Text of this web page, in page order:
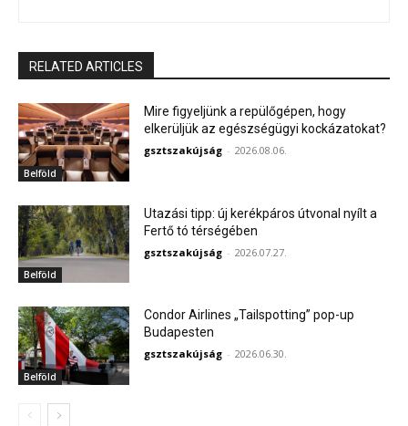
RELATED ARTICLES
Belföld
Mire figyeljünk a repülőgépen, hogy
elkerüljük az egészségügyi kockázatokat?
gsztszakújság - 2026.08.06.
Belföld
Utazási tipp: új kerékpáros útvonal nyílt a
Fertő tó térségében
gsztszakújság - 2026.07.27.
Belföld
Condor Airlines „Tailspotting” pop-up
Budapesten
gsztszakújság - 2026.06.30.